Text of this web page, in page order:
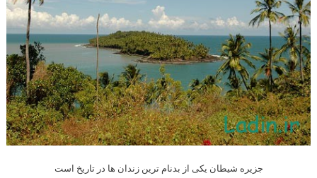
جزیره شیطان یکی از بدنام ترین زندان ها در تاریخ است